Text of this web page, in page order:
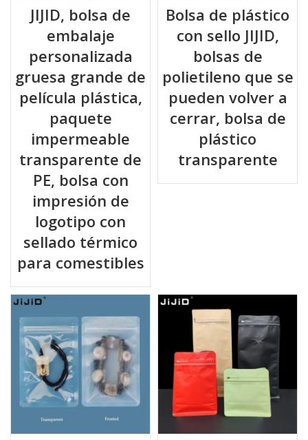
JIJID, bolsa de
embalaje
personalizada
gruesa grande de
película plástica,
paquete
impermeable
transparente de
PE, bolsa con
impresión de
logotipo con
sellado térmico
para comestibles
Bolsa de plástico
con sello JIJID,
bolsas de
polietileno que se
pueden volver a
cerrar, bolsa de
plástico
transparente